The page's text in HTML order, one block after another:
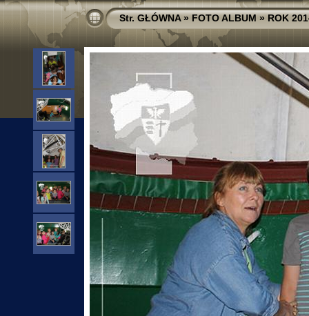
Str. GŁÓWNA»FOTO ALBUM»ROK